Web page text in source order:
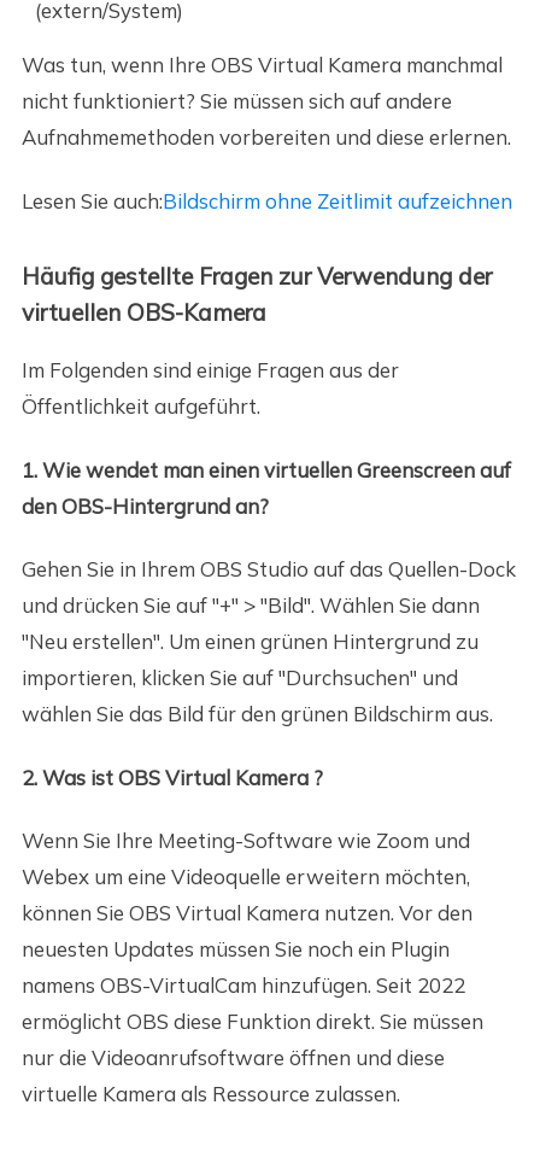
(extern/System)
Was tun, wenn Ihre OBS Virtual Kamera manchmal
nicht funktioniert? Sie müssen sich auf andere
Aufnahmemethoden vorbereiten und diese erlernen.
Lesen Sie auch:Bildschirm ohne Zeitlimit aufzeichnen
Häufig gestellte Fragen zur Verwendung der
virtuellen OBS-Kamera
Im Folgenden sind einige Fragen aus der
Öffentlichkeit aufgeführt.
1. Wie wendet man einen virtuellen Greenscreen auf
den OBS-Hintergrund an?
Gehen Sie in Ihrem OBS Studio auf das Quellen-Dock
und drücken Sie auf "+" > "Bild". Wählen Sie dann
"Neu erstellen". Um einen grünen Hintergrund zu
importieren, klicken Sie auf "Durchsuchen" und
wählen Sie das Bild für den grünen Bildschirm aus.
2. Was ist OBS Virtual Kamera ?
Wenn Sie Ihre Meeting-Software wie Zoom und
Webex um eine Videoquelle erweitern möchten,
können Sie OBS Virtual Kamera nutzen. Vor den
neuesten Updates müssen Sie noch ein Plugin
namens OBS-VirtualCam hinzufügen. Seit 2022
ermöglicht OBS diese Funktion direkt. Sie müssen
nur die Videoanrufsoftware öffnen und diese
virtuelle Kamera als Ressource zulassen.